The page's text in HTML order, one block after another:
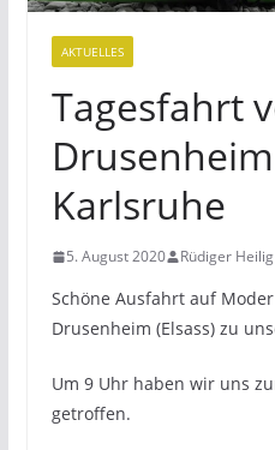
AKTUELLES
Tagesfahrt
Karlsruhe
5. August 2020 Rüdiger Heilig
Schöne Ausfahrt auf
Drusenheim (Elsass) zu
Um 9 Uhr haben wir uns
getroffen.